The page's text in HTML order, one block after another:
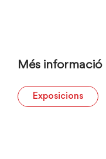
Més informació
Exposicions